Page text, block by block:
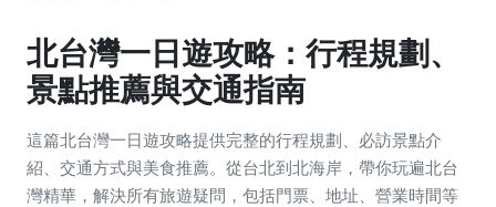
北台灣一日遊攻略：行程規劃、
景點推薦與交通指南
這篇北台灣一日遊攻略提供完整的行程規劃、必訪景點介
紹、交通方式與美食推薦。從台北到北海岸，帶你玩遍北台
灣精華，解決所有旅遊疑問，包括門票、地址、營業時間等